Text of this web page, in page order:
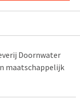
Doornwater
maatschappelijk